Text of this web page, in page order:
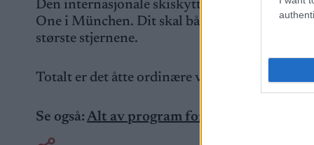
Den internasjonale skiskyttersesongen
One i München. Dit skal både Karoline
største stjernene.
Totalt er det åtte ordinære verdenscuprunder,
Se også: Alt av program for OL og